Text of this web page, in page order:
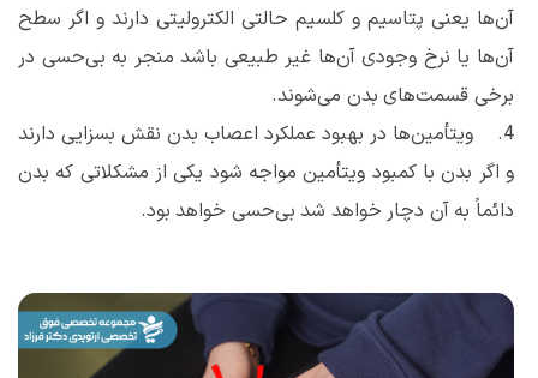
آن‌ها یعنی پتاسیم و کلسیم حالتی الکترولیتی دارند و اگر سطح
آن‌ها یا نرخ وجودی آن‌ها غیر طبیعی باشد منجر به بی‌حسی در
برخی قسمت‌های بدن می‌شوند.
4. ویتأمین‌ها در بهبود عملکرد اعصاب بدن نقش بسزایی دارند
و اگر بدن با کمبود ویتأمین مواجه شود یکی از مشکلاتی که بدن
دائماً به آن دچار خواهد شد بی‌حسی خواهد بود.